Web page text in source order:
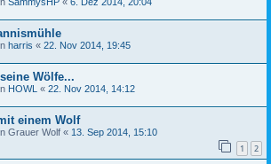
harris « 22. Nov 2014, 19:45
Wölfe...
HOWL « 22. Nov 2014, 14:12
einem Wolf
Grauer Wolf « 13. Sep 2014, 15:10
1 2